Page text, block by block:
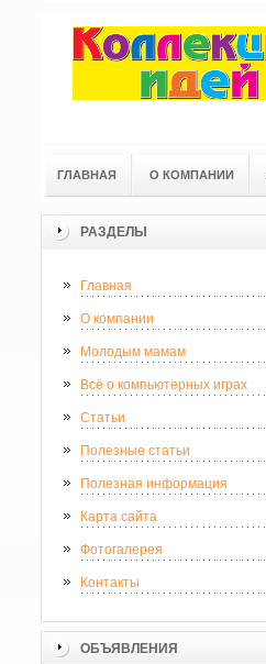
ГЛАВНАЯ О КОМПАНИИ
РАЗДЕЛЫ
Главная
О компании
Молодым мамам
Всё о компьютерных играх
Статьи
Полезные статьи
Полезная информация
Карта сайта
Фотогалерея
Контакты
ОБЪЯВЛЕНИЯ